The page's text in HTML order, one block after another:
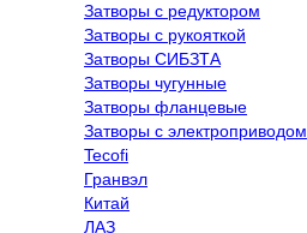
Затворы с редуктором
Затворы с рукояткой
Затворы СИБЗТА
Затворы чугунные
Затворы фланцевые
Затворы с электроприводом
Tecofi
Гранвэл
Китай
ЛАЗ